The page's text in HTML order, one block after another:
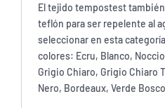
El tejido tempostest
teflón para ser repelente al
seleccionar en esta
colores: Ecru, Blanco,
Grigio Chiaro, Grigio Chiaro
Nero, Bordeaux, Verde